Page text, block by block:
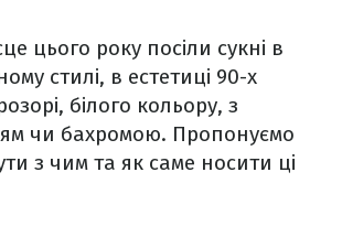
цього року посіли сукні в
стилі, в естетиці 90-х
білого кольору, з
чи бахромою. Пропонуємо
з чим та як саме носити ці